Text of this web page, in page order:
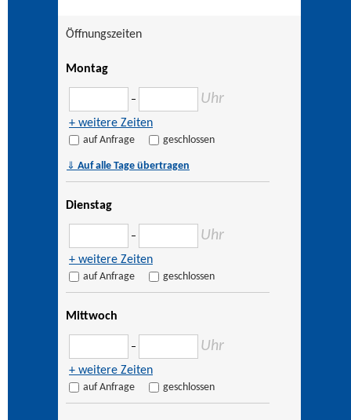
Öffnungszeiten
Montag
– Uhr
+ weitere Zeiten
auf Anfrage geschlossen
⇓ Auf alle Tage übertragen
Dienstag
– Uhr
+ weitere Zeiten
auf Anfrage geschlossen
Mittwoch
– Uhr
+ weitere Zeiten
auf Anfrage geschlossen